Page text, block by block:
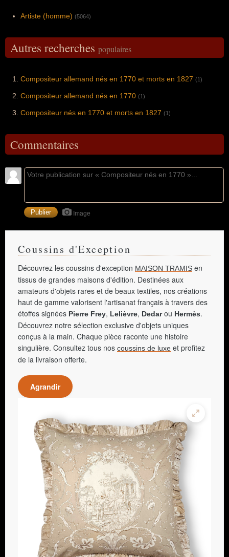
Artiste (homme) (5064)
Autres recherches populaires
Compositeur allemand nés en 1770 et morts en 1827 (1)
Compositeur allemand nés en 1770 (1)
Compositeur nés en 1770 et morts en 1827 (1)
Commentaires
Image
Coussins d'Exception
Découvrez les coussins d'exception MAISON TRAMIS en
tissus de grandes maisons d'édition. Destinées aux
amateurs d'objets rares et de beaux textiles, nos créations
haut de gamme valorisent l'artisanat français à travers des
étoffes signées Pierre Frey, Lelièvre, Dedarou Hermès.
Découvrez notre sélection exclusive d'objets uniques
conçus à la main. Chaque pièce raconte une histoire
singulière. Consultez tous nos coussins de luxe et profitez
de la livraison offerte.
Agrandir